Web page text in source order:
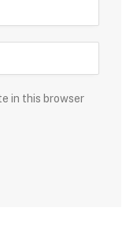
in this browser